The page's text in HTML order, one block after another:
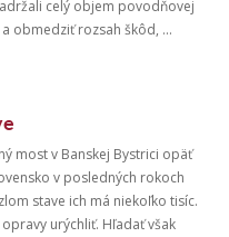
celý objem povodňovej
obmedziť rozsah škôd, ...
most v Banskej Bystrici opäť
v posledných rokoch
stave ich má niekoľko tisíc.
urýchliť. Hľadať však